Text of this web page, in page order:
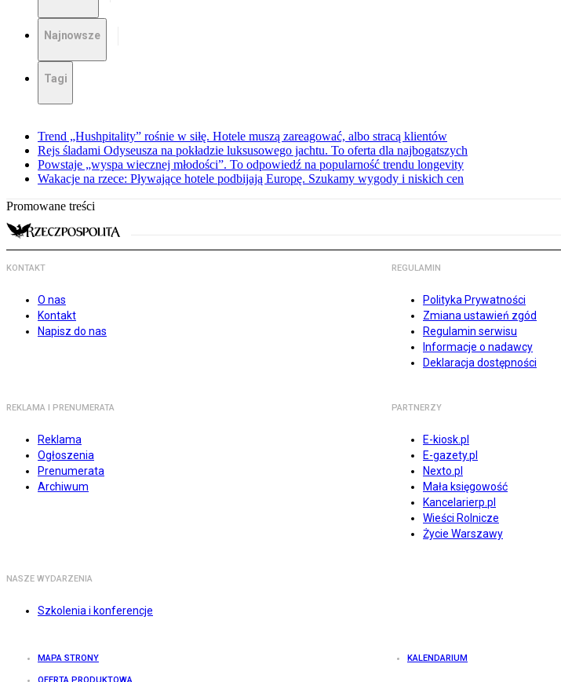
Najnowsze
Tagi
Trend „Hushpitality” rośnie w siłę. Hotele muszą zareagować, albo stracą klientów
Rejs śladami Odyseusza na pokładzie luksusowego jachtu. To oferta dla najbogatszych
Powstaje „wyspa wiecznej młodości”. To odpowiedź na popularność trendu longevity
Wakacje na rzece: Pływające hotele podbijają Europę. Szukamy wygody i niskich cen
Promowane treści
KONTAKT
O nas
Kontakt
Napisz do nas
REGULAMIN
Polityka Prywatności
Zmiana ustawień zgód
Regulamin serwisu
Informacje o nadawcy
Deklaracja dostępności
REKLAMA I PRENUMERATA
Reklama
Ogłoszenia
Prenumerata
Archiwum
PARTNERZY
E-kiosk.pl
E-gazety.pl
Nexto.pl
Mała księgowość
Kancelarierp.pl
Wieści Rolnicze
Życie Warszawy
NASZE WYDARZENIA
Szkolenia i konferencje
MAPA STRONY KALENDARIUM